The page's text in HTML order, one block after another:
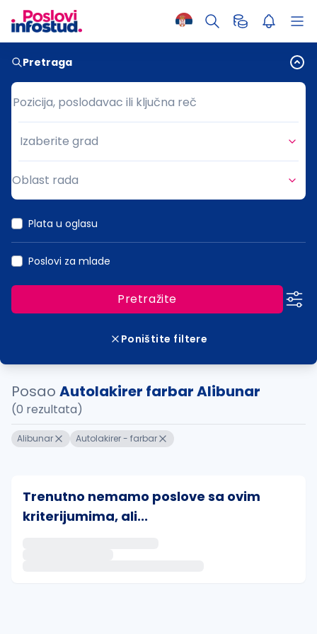
Pretraga
Pozicija, poslodavac ili ključna reč
Pozicija, poslodavac ili ključna reč
Grad
Izaberite grad
Oblast rada
Plata u oglasu
Poslovi za mlade
Pretražite
Poništite filtere
Posao Autolakirer farbar Alibunar
(0 rezultata)
Alibunar Autolakirer - farbar
Trenutno nemamo poslove sa ovim
kriterijumima, ali...